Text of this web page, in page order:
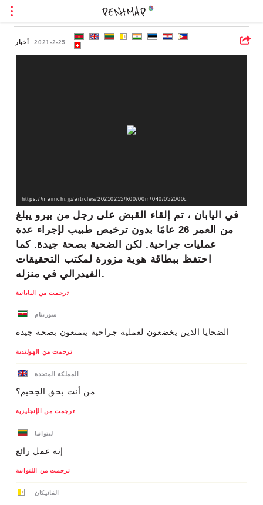
أخبار 2021-2-25
https://mainichi.jp/articles/20210215/k00/00m/040/052000c
في اليابان ، تم إلقاء القبض على رجل من بيرو يبلغ
من العمر 26 عامًا بدون ترخيص طبيب لإجراء عدة
عمليات جراحية. لكن الضحية بصحة جيدة. كما
احتفظ ببطاقة هوية مزورة لمكتب التحقيقات
الفيدرالي في منزله.
ترجمت من اليابانية
سورينام
الضحايا الذين يخضعون لعملية جراحية يتمتعون بصحة جيدة
ترجمت من الهولندية
المملكة المتحدة
من أنت بحق الجحيم؟
ترجمت من الإنجليزية
ليتوانيا
إنه عمل رائع
ترجمت من اللتوانية
الفاتيكان